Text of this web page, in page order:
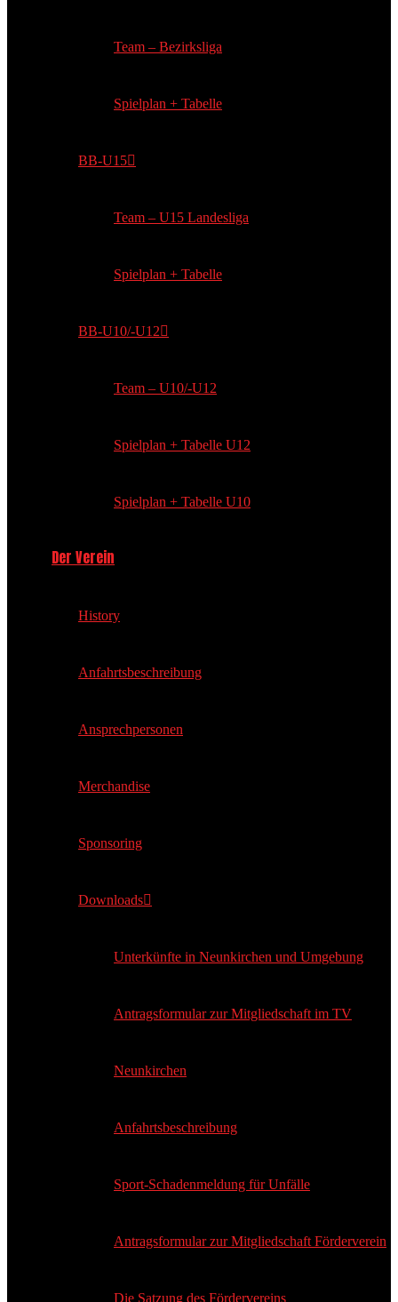
Team – Bezirksliga
Spielplan + Tabelle
BB-U15
Team – U15 Landesliga
Spielplan + Tabelle
BB-U10/-U12
Team – U10/-U12
Spielplan + Tabelle U12
Spielplan + Tabelle U10
Der Verein
History
Anfahrtsbeschreibung
Ansprechpersonen
Merchandise
Sponsoring
Downloads
Unterkünfte in Neunkirchen und Umgebung
Antragsformular zur Mitgliedschaft im TV
Neunkirchen
Anfahrtsbeschreibung
Sport-Schadenmeldung für Unfälle
Antragsformular zur Mitgliedschaft Förderverein
Die Satzung des Fördervereins